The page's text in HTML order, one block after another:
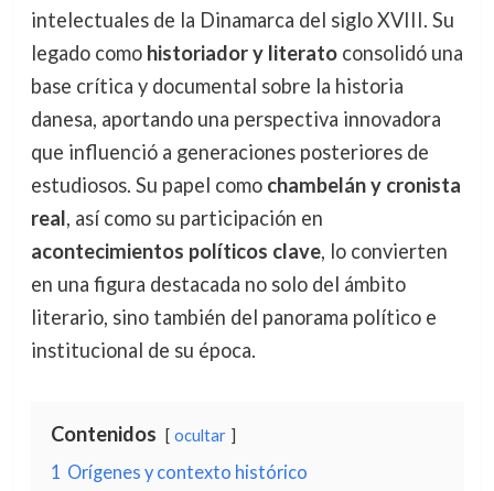
intelectuales de la Dinamarca del siglo XVIII. Su
legado como historiador y literatoconsolidó una
base crítica y documental sobre la historia
danesa, aportando una perspectiva innovadora
que influenció a generaciones posteriores de
estudiosos. Su papel como chambelán y cronista
real, así como su participación en
acontecimientos políticos clave, lo convierten
en una figura destacada no solo del ámbito
literario, sino también del panorama político e
institucional de su época.
Contenidos ocultar
1 Orígenes y contexto histórico